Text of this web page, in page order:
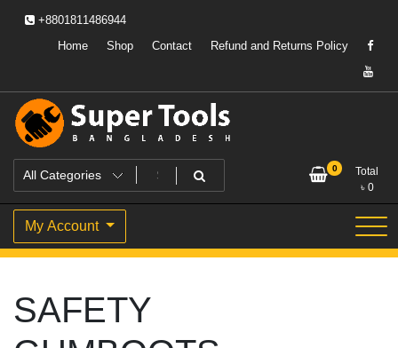
+8801811486944
Home
Shop Contact Refund and Returns Policy
Super Tools Bangladesh
Powering Professionals. Building Bangladesh.
0
Total
৳ 0
My Account
SAFETY